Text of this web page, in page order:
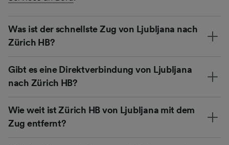
Was ist der schnellste Zug von Ljubljana nach
Zürich HB?
Gibt es eine Direktverbindung von Ljubljana
nach Zürich HB?
Wie weit ist Zürich HB von Ljubljana mit dem
Zug entfernt?